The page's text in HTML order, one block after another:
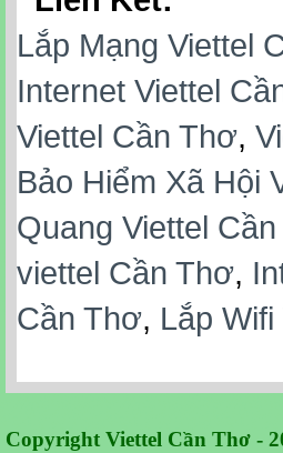
Lắp Mạng Viettel
Internet Viettel
Viettel Cần Thơ,
Bảo Hiểm Xã Hội
Quang Viettel
viettel Cần Thơ,
Cần Thơ, Lắp
Copyright Viettel Cần Thơ -